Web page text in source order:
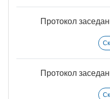
Протокол
Протокол